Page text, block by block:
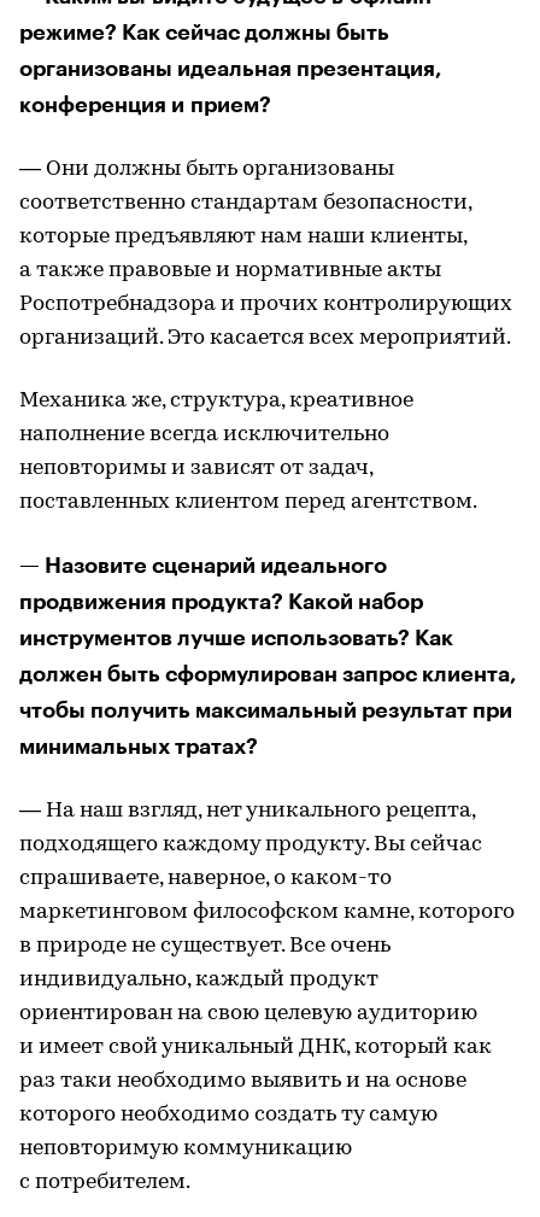
режиме? Как сейчас должны быть
организованы идеальная презентация,
конференция и прием?
— Они должны быть организованы
соответственно стандартам безопасности,
которые предъявляют нам наши клиенты,
а также правовые и нормативные акты
Роспотребнадзора и прочих контролирующих
организаций. Это касается всех мероприятий.
Механика же, структура, креативное
наполнение всегда исключительно
неповторимы и зависят от задач,
поставленных клиентом перед агентством.
— Назовите сценарий идеального
продвижения продукта? Какой набор
инструментов лучше использовать? Как
должен быть сформулирован запрос клиента,
чтобы получить максимальный результат при
минимальных тратах?
— На наш взгляд, нет уникального рецепта,
подходящего каждому продукту. Вы сейчас
спрашиваете, наверное, о каком-то
маркетинговом философском камне, которого
в природе не существует. Все очень
индивидуально, каждый продукт
ориентирован на свою целевую аудиторию
и имеет свой уникальный ДНК, который как
раз таки необходимо выявить и на основе
которого необходимо создать ту самую
неповторимую коммуникацию
с потребителем.